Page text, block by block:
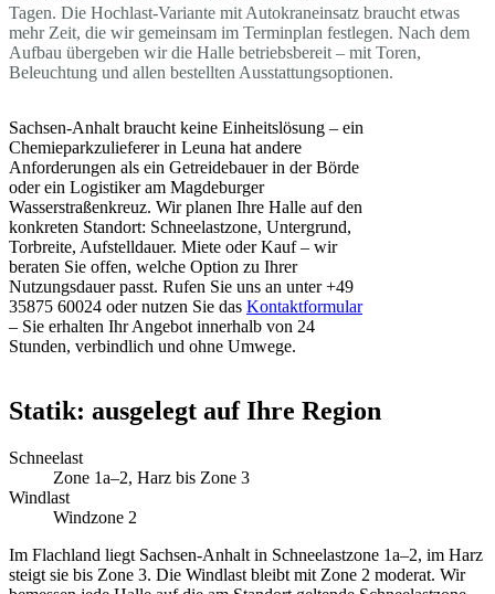
Tagen. Die Hochlast-Variante mit Autokraneinsatz braucht etwas
mehr Zeit, die wir gemeinsam im Terminplan festlegen. Nach dem
Aufbau übergeben wir die Halle betriebsbereit – mit Toren,
Beleuchtung und allen bestellten Ausstattungsoptionen.
Sachsen-Anhalt braucht keine Einheitslösung – ein
Chemieparkzulieferer in Leuna hat andere
Anforderungen als ein Getreidebauer in der Börde
oder ein Logistiker am Magdeburger
Wasserstraßenkreuz. Wir planen Ihre Halle auf den
konkreten Standort: Schneelastzone, Untergrund,
Torbreite, Aufstelldauer. Miete oder Kauf – wir
beraten Sie offen, welche Option zu Ihrer
Nutzungsdauer passt. Rufen Sie uns an unter +49
35875 60024 oder nutzen Sie das Kontaktformular
– Sie erhalten Ihr Angebot innerhalb von 24
Stunden, verbindlich und ohne Umwege.
Statik: ausgelegt auf Ihre Region
Schneelast
Zone 1a–2, Harz bis Zone 3
Windlast
Windzone 2
Im Flachland liegt Sachsen-Anhalt in Schneelastzone 1a–2, im Harz
steigt sie bis Zone 3. Die Windlast bleibt mit Zone 2 moderat. Wir